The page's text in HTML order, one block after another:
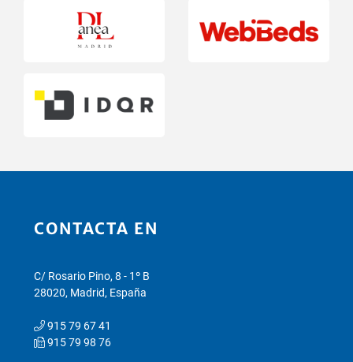
CONTACTA EN
C/ Rosario Pino, 8 - 1º B
28020, Madrid, España
915 79 67 41
915 79 98 76